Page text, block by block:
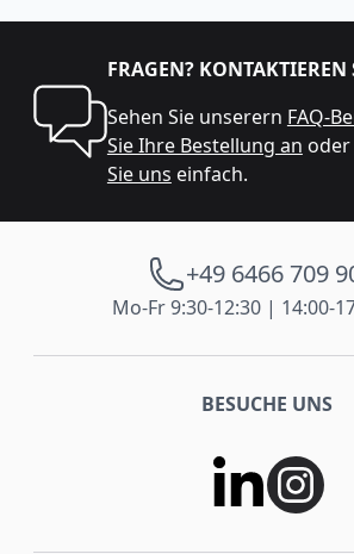
FRAGEN? KONTAKTIEREN
Sehen Sie unserern FAQ-
Sie Ihre Bestellung an oder
Sie uns einfach.
+49 6466 709
Mo-Fr 9:30-12:30 | 14:00-
BESUCHE UNS